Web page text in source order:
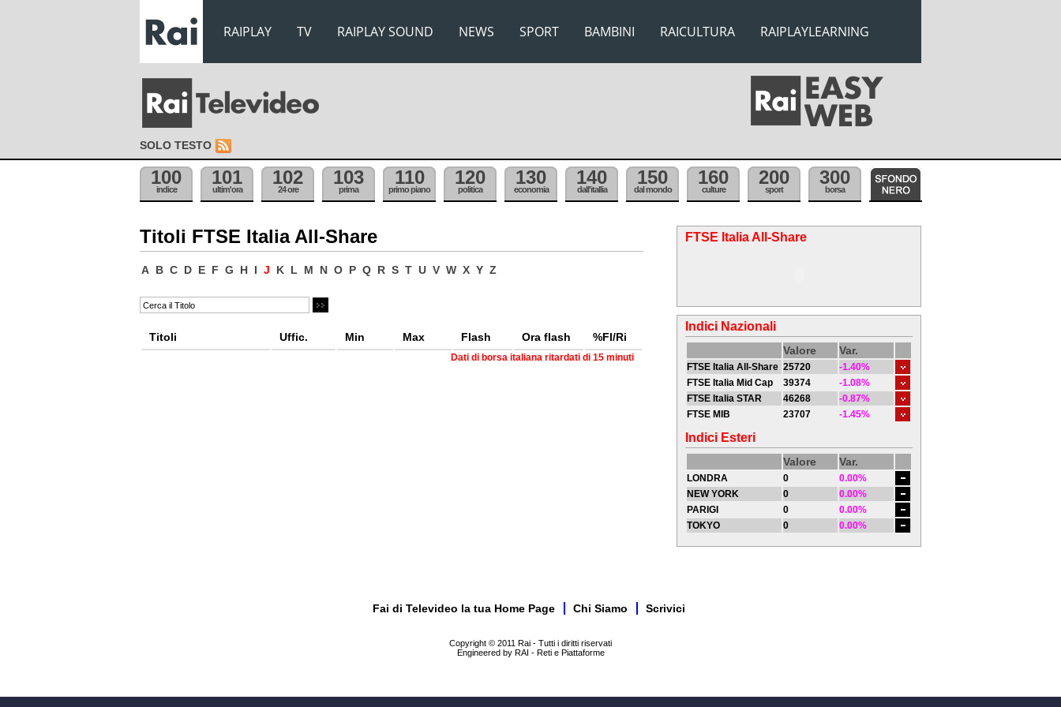
RAIPLAY TV RAIPLAY SOUND NEWS SPORT BAMBINI RAICULTURA RAIPLAYLEARNING
SOLO TESTO
100
indice
101
ultim'ora
102
24 ore
103
prima
110
primo piano
120
politica
130
economia
140
dall'itallia
150
dal mondo
160
culture
200
sport
300
borsa
Titoli FTSE Italia All-Share
A B C D E F G H I J K L M N O P Q R S T U V W X Y Z
Titoli Uffic. Min Max Flash Ora flash %Fl/Ri
Dati di borsa italiana ritardati di 15 minuti
FTSE Italia All-Share
Indici Nazionali
Valore Var.
FTSE Italia All-Share 25720
-1.40%
FTSE Italia Mid Cap
39374
-1.08%
FTSE Italia STAR
46268
-0.87%
FTSE MIB
23707 -1.45%
Indici Esteri
Valore Var.
LONDRA 0
0.00%
NEW YORK
0
0.00%
PARIGI
0
0.00%
TOKYO
0 0.00%
Fai di Televideo la tua Home Page Chi Siamo Scrivici
Copyright © 2011 Rai - Tutti i diritti riservati
Engineered by RAI - Reti e Piattaforme